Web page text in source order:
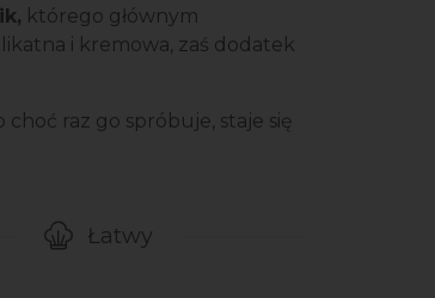
którego głównym
i kremowa, zaś dodatek
raz go spróbuje, staje się
Łatwy